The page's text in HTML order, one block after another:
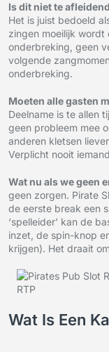
Is dit niet te
Het is juist bedoeld
zingen moeilijk wordt
onderbreking, geen
volgende
onderbreking.
Moeten alle gasten
Deelname is te allen
geen probleem mee
anderen kletsen
Verplicht nooit
Wat nu als we geen
geen zorgen. Pirate
de eerste break een
‘spelleider’ kan de
inzet, de spin-knop
krijgen). Het draait
Wat Is Een